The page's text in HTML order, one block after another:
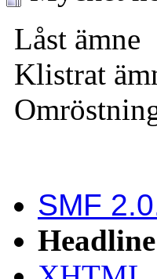
Låst ämne
Klistrat
SMF
Headline